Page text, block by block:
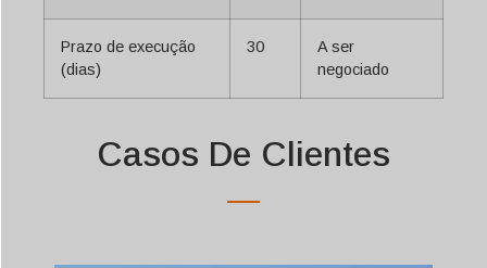
Prazo de execução
(dias)
30
A ser
negociado
Casos De Clientes